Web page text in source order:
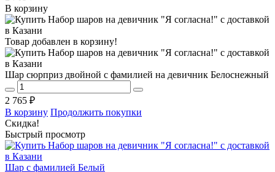
В корзину
Товар добавлен в корзину!
Шар сюрприз двойной с фамилией на девичник Белоснежный
2 765 ₽
В корзину Продолжить покупки
Скидка!
Быстрый просмотр
Шар с фамилией Белый